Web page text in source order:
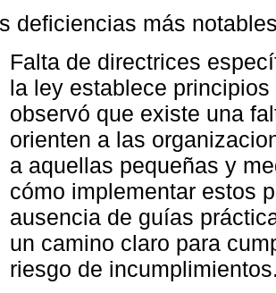
deficiencias más
Falta de directrices
la ley establece
observó que existe una
orienten a las
a aquellas pequeñas y
cómo implementar estos
ausencia de guías
un camino claro para
riesgo de